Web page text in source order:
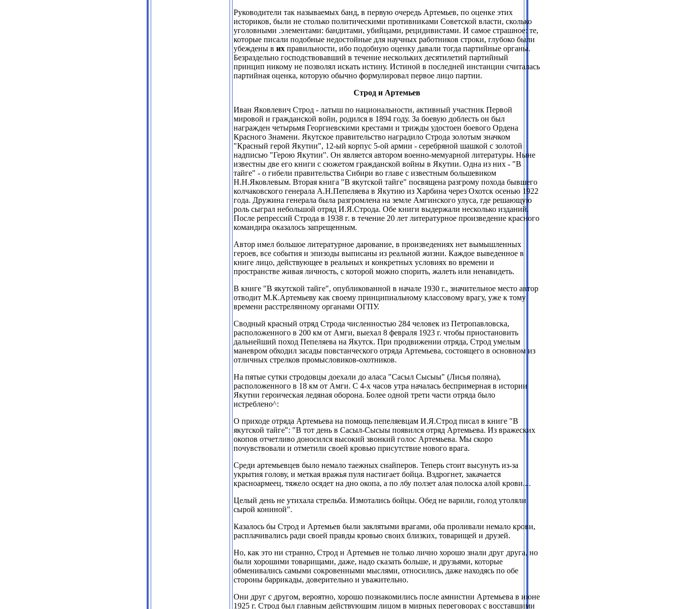
Руководители так называемых банд, в первую очередь Артемьев, по оценке этих
историков, были не столько политическими противниками Советской власти, сколько
уголовными .элементами: бандитами, убийцами, рецидивистами. И самое страшное: те,
которые писали подобные недостойные для научных работников строки, глубоко были
убеждены в их правильности, ибо подобную оценку давали тогда партийные органы.
Безраздельно господствовавший в течение нескольких десятилетий партийный
принцип никому не позволял искать истину. Истиной в последней инстанции считалась
партийная оценка, которую обычно формулировал первое лицо партии.
Строд и Артемьев
Иван Яковлевич Строд - латыш по национальности, активный участник Первой
мировой и гражданской войн, родился в 1894 году. За боевую доблесть он был
награжден четырьмя Георгиевскими крестами и трижды удостоен боевого Ордена
Красного Знамени. Якутское правительство наградило Строда золотым значком
"Красный герой Якутии", 12-ый корпус 5-ой армии - серебряной шашкой с золотой
надписью "Герою Якутии". Он является автором военно-мемуарной литературы. Ныне
известны две его книги с сюжетом гражданской войны в Якутии. Одна из них - "В
тайге" - о гибели правительства Сибири во главе с известным большевиком
Н.Н.Яковлевым. Вторая книга "В якутской тайге" посвящена разгрому похода бывшего
колчаковского генерала А.Н.Пепеляева в Якутию из Харбина через Охотск осенью 1922
года. Дружина генерала была разгромлена на земле Амгинского улуса, где решающую
роль сыграл небольшой отряд И.Я.Строда. Обе книги выдержали несколько изданий.
После репрессий Строда в 1938 г. в течение 20 лет литературное произведение красного
командира оказалось запрещенным.
Автор имел большое литературное дарование, в произведениях нет вымышленных
героев, все события и эпизоды выписаны из реальной жизни. Каждое выведенное в
книге лицо, действующее в реальных и конкретных условиях во времени и
пространстве живая личность, с которой можно спорить, жалеть или ненавидеть.
В книге "В якутской тайге", опубликованной в начале 1930 г., значительное место автор
отводит М.К.Артемьеву как своему принципиальному классовому врагу, уже к тому
времени расстрелянному органами ОГПУ.
Сводный красный отряд Строда численностью 284 человек из Петропавловска,
расположенного в 200 км от Амги, выехал 8 февраля 1923 г. чтобы приостановить
дальнейший поход Пепеляева на Якутск. При продвижении отряда, Строд умелым
маневром обходил засады повстанческого отряда Артемьева, состоящего в основном из
отличных стрелков промысловиков-охотников.
На пятые сутки стродовцы доехали до аласа "Сасыл Сысыы" (Лисья поляна),
расположенного в 18 км от Амги. С 4-х часов утра началась беспримерная в истории
Якутии героическая ледяная оборона. Более одной трети части отряда было
истреблено^:
О приходе отряда Артемьева на помощь пепеляевцам И.Я.Строд писал в книге "В
якутской тайге": "В тот день в Сасыл-Сысыы появился отряд Артемьева. Из вражеских
окопов отчетливо доносился высокий звонкий голос Артемьева. Мы скоро
почувствовали и отметили своей кровью присутствие нового врага.
Среди артемьевцев было немало таежных снайперов. Теперь стоит высунуть из-за
укрытия голову, и меткая вражья пуля настигает бойца. Вздрогнет, закачается
красноармеец, тяжело осядет на дно окопа, а по лбу ползет алая полоска алой крови....
Целый день не утихала стрельба. Измотались бойцы. Обед не варили, голод утоляли
сырой кониной".
Казалось бы Строд и Артемьев были заклятыми врагами, оба проливали немало крови,
расплачивались ради своей правды кровью своих близких, товарищей и друзей.
Но, как это ни странно, Строд и Артемьев не только лично хорошо знали друг друга, но
были хорошими товарищами, даже, надо сказать больше, и друзьями, которые
обменивались самыми сокровенными мыслями, относились, даже находясь по обе
стороны баррикады, доверительно и уважительно.
Они друг с другом, вероятно, хорошо познакомились после амнистии Артемьева в июне
1925 г. Строд был главным действующим лицом в мирных переговорах с восставшими